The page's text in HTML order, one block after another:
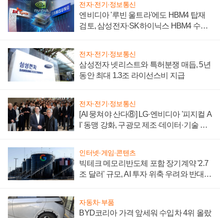
전자·전기·정보통신
엔비디아 '루빈 울트라'에도 HBM4 탑재
검토, 삼성전자·SK하이닉스 HBM4 수율
전자·전기·정보통신
삼성전자 넷리스트와 특허분쟁 매듭, 5년
동안 최대 1.3조 라이선스비 지급
전자·전기·정보통신
[AI 뭉쳐야 산다⑧] LG·엔비디아 '피지컬 A
I' 동맹 강화, 구광모 제조·데이터·기술 결
인터넷·게임·콘텐츠
빅테크 메모리반도체 포함 장기계약 '2.7
조 달러' 규모, AI 투자 위축 우려와 반대
자동차·부품
BYD코리아 가격 앞세워 수입차 4위 올랐